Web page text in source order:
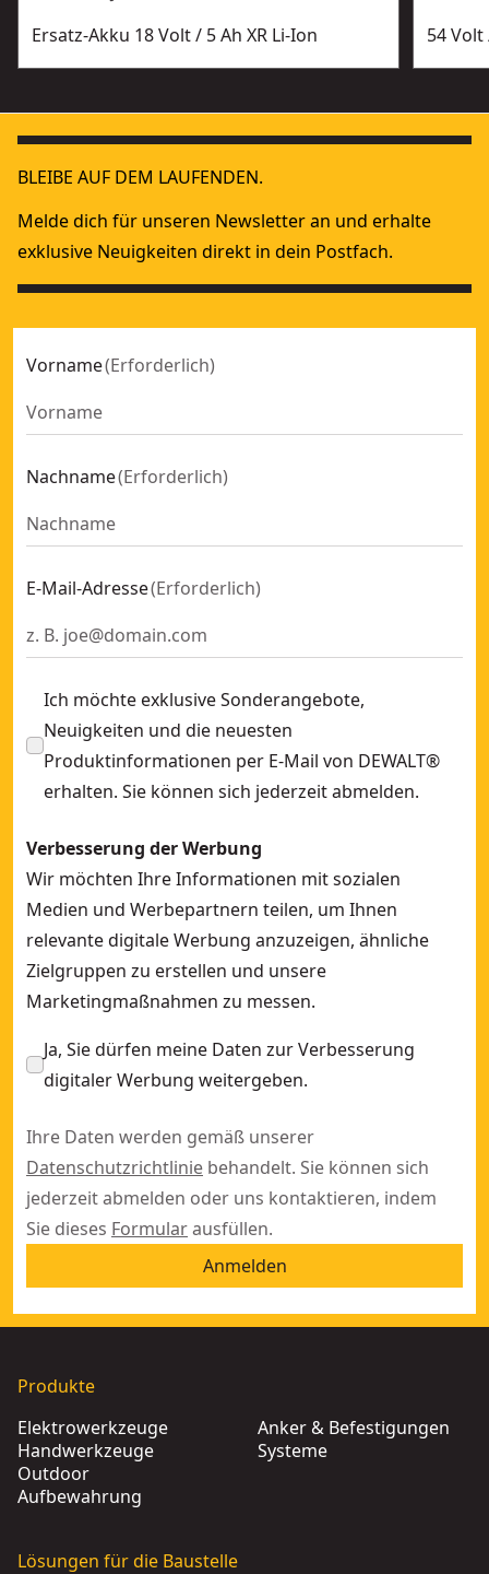
Ersatz-Akku 18 Volt / 5 Ah XR Li-Ion
54 Volt
BLEIBE AUF DEM LAUFENDEN.
Melde dich für unseren Newsletter an und erhalte
exklusive Neuigkeiten direkt in dein Postfach.
Vorname(Erforderlich)
Nachname(Erforderlich)
E-Mail-Adresse(Erforderlich)
Ich möchte exklusive Sonderangebote,
Neuigkeiten und die neuesten
Produktinformationen per E-Mail von DEWALT®
erhalten. Sie können sich jederzeit abmelden.
Verbesserung der Werbung
Wir möchten Ihre Informationen mit sozialen
Medien und Werbepartnern teilen, um Ihnen
relevante digitale Werbung anzuzeigen, ähnliche
Zielgruppen zu erstellen und unsere
Marketingmaßnahmen zu messen.
Ja, Sie dürfen meine Daten zur Verbesserung
digitaler Werbung weitergeben.
Ihre Daten werden gemäß unserer
Datenschutzrichtlinie behandelt. Sie können sich
jederzeit abmelden oder uns kontaktieren, indem
Sie dieses Formularausfüllen.
Anmelden
Produkte
Elektrowerkzeuge
Handwerkzeuge
Outdoor
Aufbewahrung
Anker & Befestigungen
Systeme
Lösungen für die Baustelle